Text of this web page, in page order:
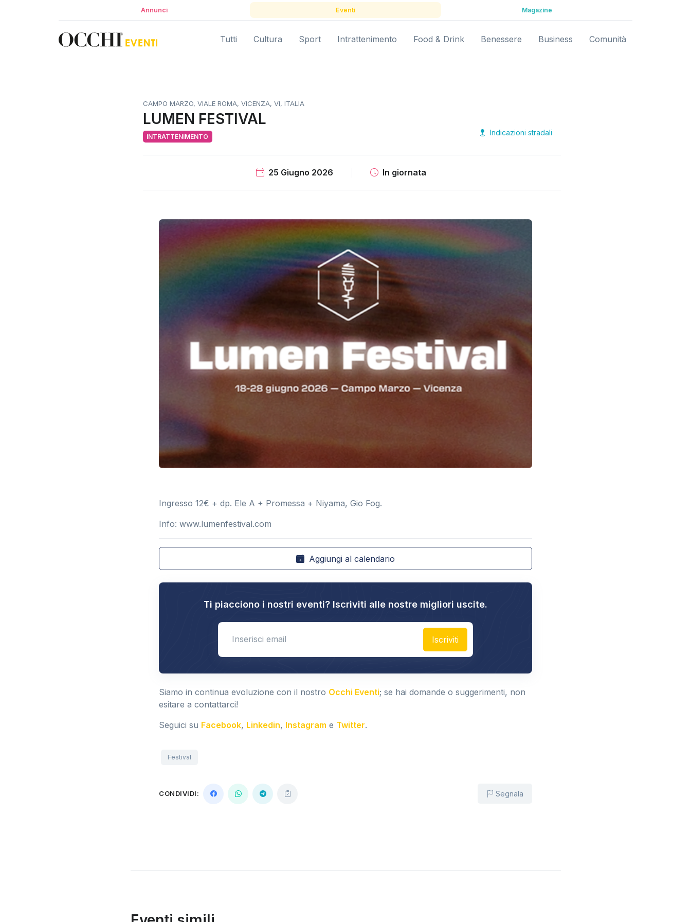
Annunci Eventi Magazine
Tutti Cultura Sport Intrattenimento Food & Drink Benessere Business Comunità
CAMPO MARZO, VIALE ROMA, VICENZA, VI, ITALIA
LUMEN FESTIVAL
INTRATTENIMENTO Indicazioni stradali
25 Giugno 2026 In giornata
Ingresso 12€ + dp. Ele A + Promessa + Niyama, Gio Fog.
Info: www.lumenfestival.com
Aggiungi al calendario
Ti piacciono i nostri eventi? Iscriviti alle nostre migliori uscite.
Iscriviti
Siamo in continua evoluzione con il nostro Occhi Eventi; se hai domande o suggerimenti, non
esitare a contattarci!
Seguici su Facebook, Linkedin, Instagram e Twitter.
Festival
CONDIVIDI: Segnala